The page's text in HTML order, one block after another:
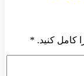
کامل کنید. *